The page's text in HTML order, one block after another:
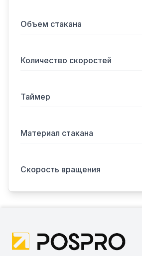
Объем стакана
Количество скоростей
Таймер
Материал стакана
Скорость вращения